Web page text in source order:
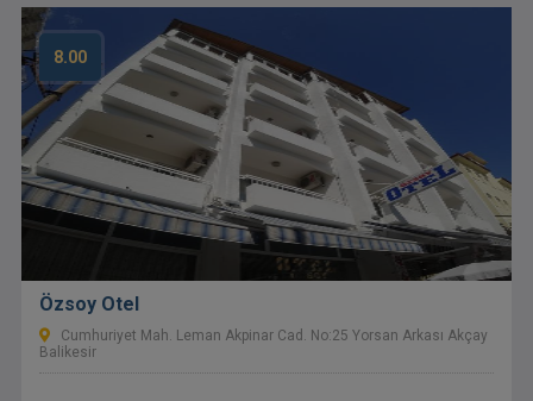
8.00
Özsoy Otel
Cumhuriyet Mah. Leman Akpinar Cad. No:25 Yorsan Arkası Akçay
Balikesir